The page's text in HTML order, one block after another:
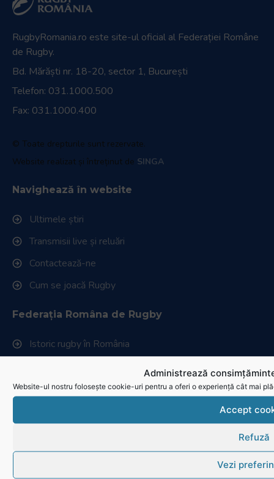
Administrează
Website-ul nostru folosește cookie-uri pentru a oferi o experiență cât mai
Accept
Refuză
Vezi
RugbyRomania.ro este site-ul oficial al Federației Române
de Rugby.
Bd. Mărăști nr. 18-20, sector 1, București
Telefon: 031.1000.500
Fax: 031.1000.400
© Toate drepturile sunt rezervate.
Website realizat și întreținut de SINGA
Navighează în website
Ultimele știri
Transmisii live și reluări
Contactează-ne
Cum se joacă Rugby
Federația Româna de Rugby
Istoric rugby în România
Stadionul național de rugby